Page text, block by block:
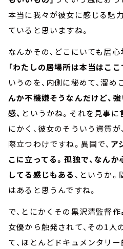
本当に我々が彼女に感じる魅
ていると思いますね。
なんかその、どこにいても居
「わたしの居場所は本当はこ
いうのを、内側に秘めて、溜め
んか不機嫌そうなんだけど、
感、 というかね。それを見事に
にかく、彼女のそういう資質
際立つわけですね。異国で、 ア
こに立ってる。孤独で、なん
してる感じもある 、というか
はあると思うんですね。
で、とにかくその黒沢清監督作
女優から触発されて、その1人
て、ほとんどドキュメンタリ